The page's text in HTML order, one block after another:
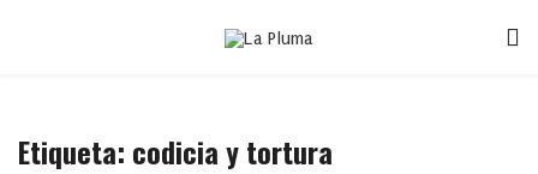
Etiqueta: codicia y tortura